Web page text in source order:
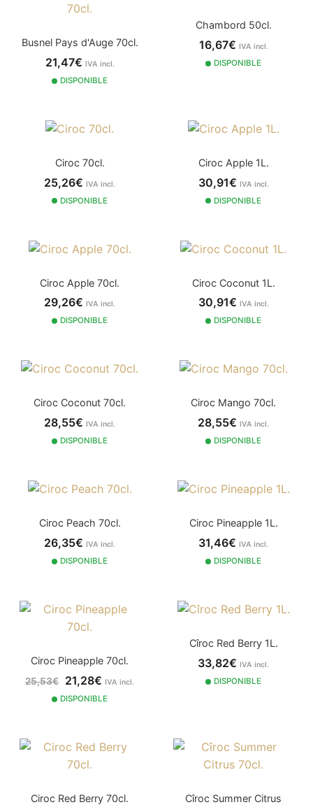
Busnel Pays d'Auge 70cl.
21,47€ IVA incl.
DISPONIBLE
Chambord 50cl.
16,67€ IVA incl.
DISPONIBLE
Ciroc 70cl.
25,26€ IVA incl.
DISPONIBLE
Ciroc Apple 1L.
30,91€ IVA incl.
DISPONIBLE
Ciroc Apple 70cl.
29,26€ IVA incl.
DISPONIBLE
Ciroc Coconut 1L.
30,91€ IVA incl.
DISPONIBLE
Ciroc Coconut 70cl.
28,55€ IVA incl.
DISPONIBLE
Ciroc Mango 70cl.
28,55€ IVA incl.
DISPONIBLE
Ciroc Peach 70cl.
26,35€ IVA incl.
DISPONIBLE
Ciroc Pineapple 1L.
31,46€ IVA incl.
DISPONIBLE
Ciroc Pineapple 70cl.
25,53€ 21,28€ IVA incl.
DISPONIBLE
Cîroc Red Berry 1L.
33,82€ IVA incl.
DISPONIBLE
Ciroc Red Berry 70cl.
Cîroc Summer Citrus